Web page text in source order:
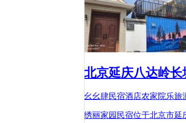
北京延庆八达岭
幺幺肆民宿酒店农家院乐旅
绣丽家园民宿位于北京市